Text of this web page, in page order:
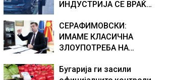
здравство Сашо
ИНДУСТРИЈА СЕ ВРАЌА
СЕРАФИМОВСКИ:
ИМАМЕ КЛАСИЧНА
ЗЛОУПОТРЕБА НА
ОТКУПОТ НА МЛЕКОТО
Бугарија ги засили